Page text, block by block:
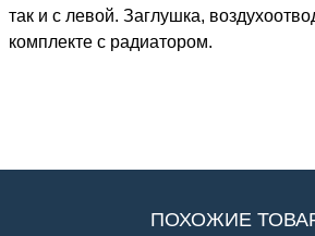
так и с левой. Заглушка,
комплекте с радиатором.
ПОХОЖИЕ